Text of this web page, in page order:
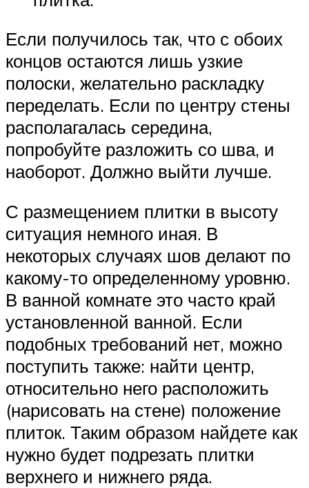
Если получилось так, что с обоих
концов остаются лишь узкие
полоски, желательно раскладку
переделать. Если по центру стены
располагалась середина,
попробуйте разложить со шва, и
наоборот. Должно выйти лучше.
С размещением плитки в высоту
ситуация немного иная. В
некоторых случаях шов делают по
какому-то определенному уровню.
В ванной комнате это часто край
установленной ванной. Если
подобных требований нет, можно
поступить также: найти центр,
относительно него расположить
(нарисовать на стене) положение
плиток. Таким образом найдете как
нужно будет подрезать плитки
верхнего и нижнего ряда.